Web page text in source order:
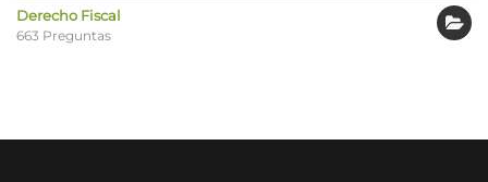
Derecho Fiscal
663 Preguntas